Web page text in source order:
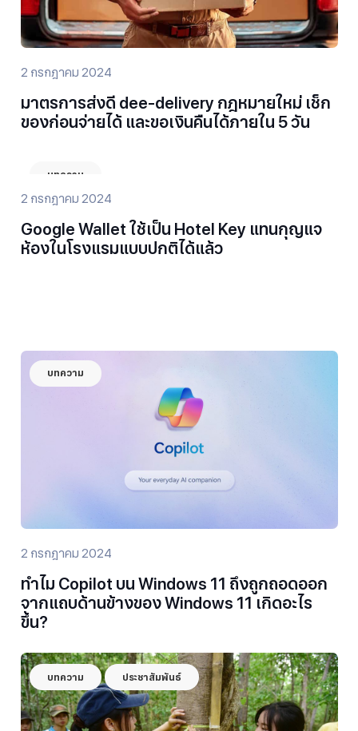
2 กรกฎาคม 2024
มาตรการส่งดี dee-delivery กฎหมายใหม่ เช็ก
ของก่อนจ่ายได้ และขอเงินคืนได้ภายใน 5 วัน
บทความ
2 กรกฎาคม 2024
Google Wallet ใช้เป็น Hotel Key แทนกุญแจ
ห้องในโรงแรมแบบปกติได้แล้ว
บทความ
2 กรกฎาคม 2024
ทำไม Copilot บน Windows 11 ถึงถูกถอดออก
จากแถบด้านข้างของ Windows 11 เกิดอะไร
ขึ้น?
บทความ ประชาสัมพันธ์